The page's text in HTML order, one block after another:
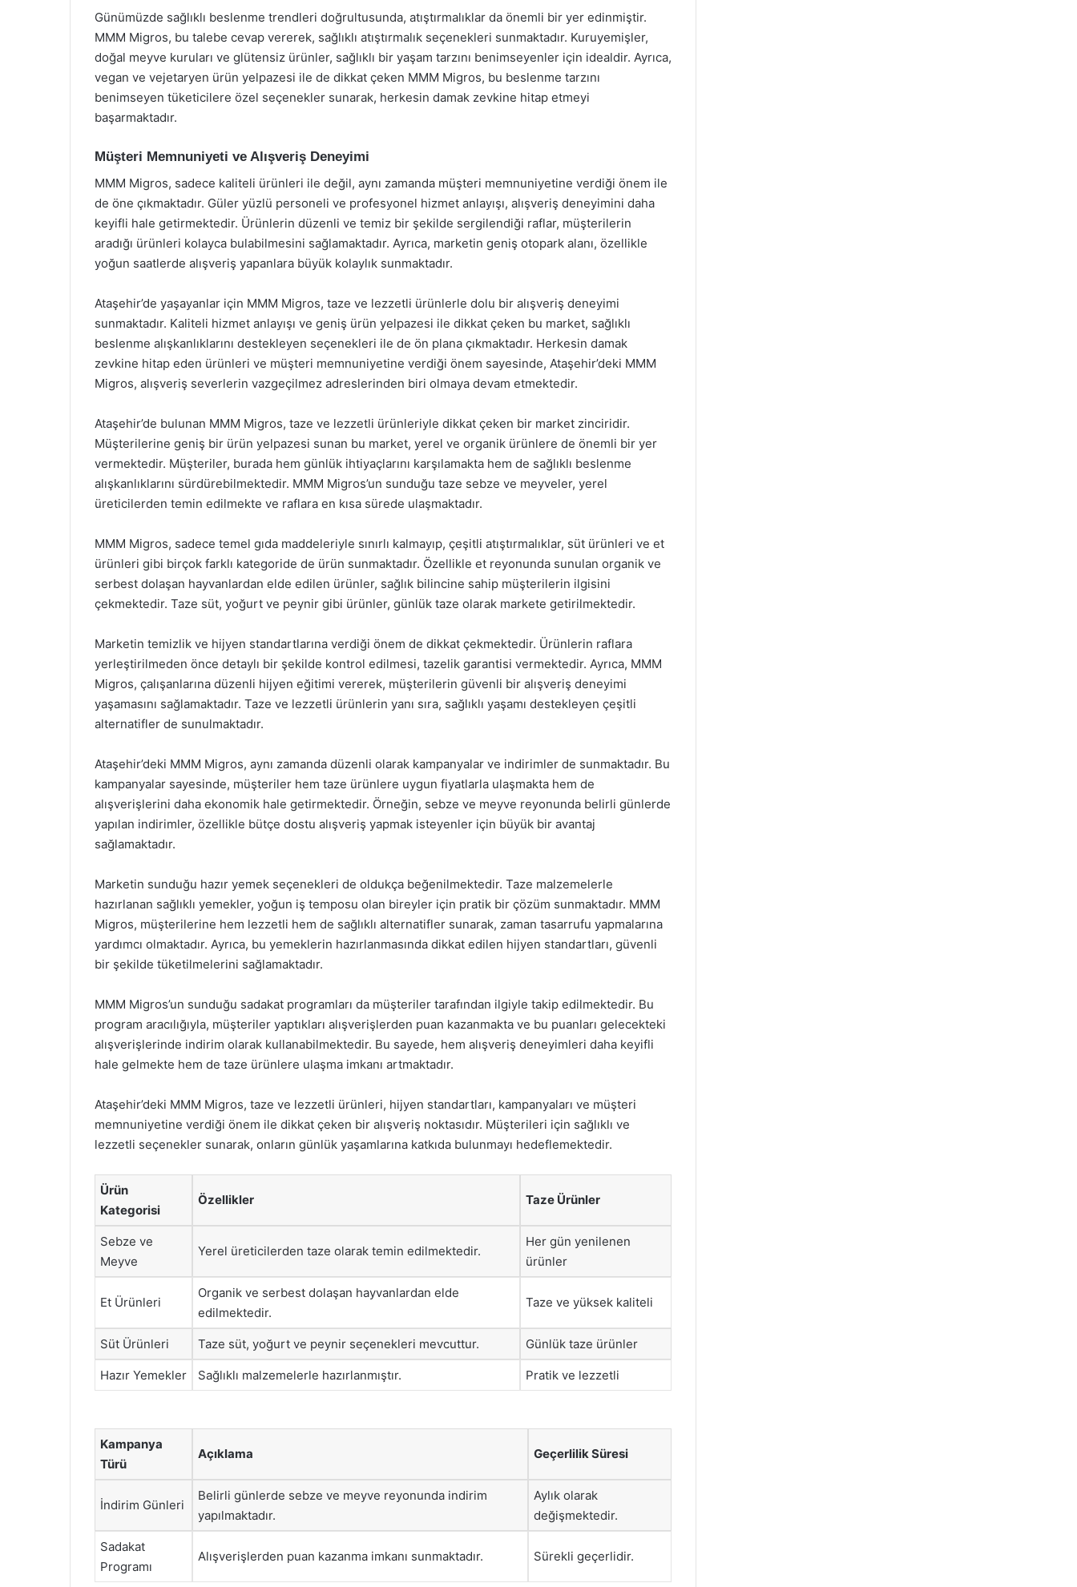
Günümüzde sağlıklı beslenme trendleri doğrultusunda, atıştırmalıklar da önemli bir yer edinmiştir.
MMM Migros, bu talebe cevap vererek, sağlıklı atıştırmalık seçenekleri sunmaktadır. Kuruyemişler,
doğal meyve kuruları ve glütensiz ürünler, sağlıklı bir yaşam tarzını benimseyenler için idealdir. Ayrıca,
vegan ve vejetaryen ürün yelpazesi ile de dikkat çeken MMM Migros, bu beslenme tarzını
benimseyen tüketicilere özel seçenekler sunarak, herkesin damak zevkine hitap etmeyi
başarmaktadır.
Müşteri Memnuniyeti ve Alışveriş Deneyimi
MMM Migros, sadece kaliteli ürünleri ile değil, aynı zamanda müşteri memnuniyetine verdiği önem ile
de öne çıkmaktadır. Güler yüzlü personeli ve profesyonel hizmet anlayışı, alışveriş deneyimini daha
keyifli hale getirmektedir. Ürünlerin düzenli ve temiz bir şekilde sergilendiği raflar, müşterilerin
aradığı ürünleri kolayca bulabilmesini sağlamaktadır. Ayrıca, marketin geniş otopark alanı, özellikle
yoğun saatlerde alışveriş yapanlara büyük kolaylık sunmaktadır.
Ataşehir’de yaşayanlar için MMM Migros, taze ve lezzetli ürünlerle dolu bir alışveriş deneyimi
sunmaktadır. Kaliteli hizmet anlayışı ve geniş ürün yelpazesi ile dikkat çeken bu market, sağlıklı
beslenme alışkanlıklarını destekleyen seçenekleri ile de ön plana çıkmaktadır. Herkesin damak
zevkine hitap eden ürünleri ve müşteri memnuniyetine verdiği önem sayesinde, Ataşehir’deki MMM
Migros, alışveriş severlerin vazgeçilmez adreslerinden biri olmaya devam etmektedir.
Ataşehir’de bulunan MMM Migros, taze ve lezzetli ürünleriyle dikkat çeken bir market zinciridir.
Müşterilerine geniş bir ürün yelpazesi sunan bu market, yerel ve organik ürünlere de önemli bir yer
vermektedir. Müşteriler, burada hem günlük ihtiyaçlarını karşılamakta hem de sağlıklı beslenme
alışkanlıklarını sürdürebilmektedir. MMM Migros’un sunduğu taze sebze ve meyveler, yerel
üreticilerden temin edilmekte ve raflara en kısa sürede ulaşmaktadır.
MMM Migros, sadece temel gıda maddeleriyle sınırlı kalmayıp, çeşitli atıştırmalıklar, süt ürünleri ve et
ürünleri gibi birçok farklı kategoride de ürün sunmaktadır. Özellikle et reyonunda sunulan organik ve
serbest dolaşan hayvanlardan elde edilen ürünler, sağlık bilincine sahip müşterilerin ilgisini
çekmektedir. Taze süt, yoğurt ve peynir gibi ürünler, günlük taze olarak markete getirilmektedir.
Marketin temizlik ve hijyen standartlarına verdiği önem de dikkat çekmektedir. Ürünlerin raflara
yerleştirilmeden önce detaylı bir şekilde kontrol edilmesi, tazelik garantisi vermektedir. Ayrıca, MMM
Migros, çalışanlarına düzenli hijyen eğitimi vererek, müşterilerin güvenli bir alışveriş deneyimi
yaşamasını sağlamaktadır. Taze ve lezzetli ürünlerin yanı sıra, sağlıklı yaşamı destekleyen çeşitli
alternatifler de sunulmaktadır.
Ataşehir’deki MMM Migros, aynı zamanda düzenli olarak kampanyalar ve indirimler de sunmaktadır. Bu
kampanyalar sayesinde, müşteriler hem taze ürünlere uygun fiyatlarla ulaşmakta hem de
alışverişlerini daha ekonomik hale getirmektedir. Örneğin, sebze ve meyve reyonunda belirli günlerde
yapılan indirimler, özellikle bütçe dostu alışveriş yapmak isteyenler için büyük bir avantaj
sağlamaktadır.
Marketin sunduğu hazır yemek seçenekleri de oldukça beğenilmektedir. Taze malzemelerle
hazırlanan sağlıklı yemekler, yoğun iş temposu olan bireyler için pratik bir çözüm sunmaktadır. MMM
Migros, müşterilerine hem lezzetli hem de sağlıklı alternatifler sunarak, zaman tasarrufu yapmalarına
yardımcı olmaktadır. Ayrıca, bu yemeklerin hazırlanmasında dikkat edilen hijyen standartları, güvenli
bir şekilde tüketilmelerini sağlamaktadır.
MMM Migros’un sunduğu sadakat programları da müşteriler tarafından ilgiyle takip edilmektedir. Bu
program aracılığıyla, müşteriler yaptıkları alışverişlerden puan kazanmakta ve bu puanları gelecekteki
alışverişlerinde indirim olarak kullanabilmektedir. Bu sayede, hem alışveriş deneyimleri daha keyifli
hale gelmekte hem de taze ürünlere ulaşma imkanı artmaktadır.
Ataşehir’deki MMM Migros, taze ve lezzetli ürünleri, hijyen standartları, kampanyaları ve müşteri
memnuniyetine verdiği önem ile dikkat çeken bir alışveriş noktasıdır. Müşterileri için sağlıklı ve
lezzetli seçenekler sunarak, onların günlük yaşamlarına katkıda bulunmayı hedeflemektedir.
Ürün
Kategorisi
Özellikler Taze Ürünler
Sebze ve
Meyve
Yerel üreticilerden taze olarak temin edilmektedir.
Her gün yenilenen
ürünler
Et Ürünleri
Organik ve serbest dolaşan hayvanlardan elde
edilmektedir.
Taze ve yüksek kaliteli
Süt Ürünleri Taze süt, yoğurt ve peynir seçenekleri mevcuttur. Günlük taze ürünler
Hazır Yemekler Sağlıklı malzemelerle hazırlanmıştır. Pratik ve lezzetli
Kampanya
Türü
Açıklama Geçerlilik Süresi
İndirim Günleri
Belirli günlerde sebze ve meyve reyonunda indirim
yapılmaktadır.
Aylık olarak
değişmektedir.
Sadakat
Programı
Alışverişlerden puan kazanma imkanı sunmaktadır. Sürekli geçerlidir.